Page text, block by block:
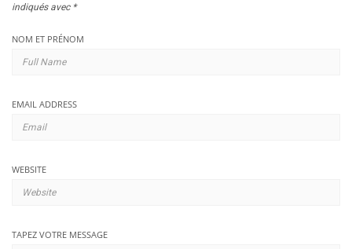
indiqués avec *
NOM ET PRÉNOM
EMAIL ADDRESS
WEBSITE
TAPEZ VOTRE MESSAGE